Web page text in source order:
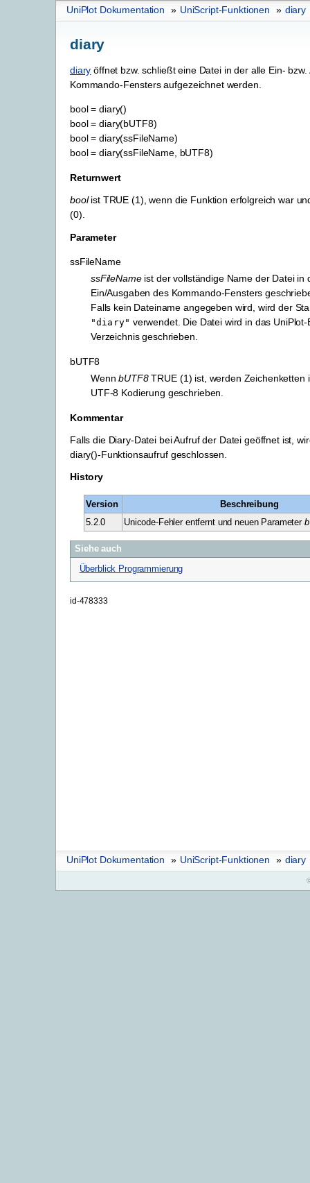
UniPlot Dokumentation » UniScript-Funktionen » diary
diary
diary öffnet bzw. schließt eine Datei in der alle Ein-
Kommando-Fensters aufgezeichnet werden.
bool = diary()
bool = diary(bUTF8)
bool = diary(ssFileName)
bool = diary(ssFileName, bUTF8)
Returnwert
boolist TRUE (1), wenn die Funktion erfolgreich war
(0).
Parameter
ssFileName
ssFileNameist der vollständige Name der Datei in
Ein/Ausgaben des Kommando-Fensters
Falls kein Dateiname angegeben wird, wird der
"diary" verwendet. Die Datei wird in das
Verzeichnis geschrieben.
bUTF8
WennbUTF8TRUE (1) ist, werden Zeichenketten
UTF-8 Kodierung geschrieben.
Kommentar
Falls die Diary-Datei bei Aufruf der Datei geöffnet ist,
diary()-Funktionsaufruf geschlossen.
History
Version
Beschreibung
5.2.0
Unicode-Fehler entfernt und neuen Parameter
Siehe auch
Überblick Programmierung
id-478333
UniPlot Dokumentation » UniScript-Funktionen » diary